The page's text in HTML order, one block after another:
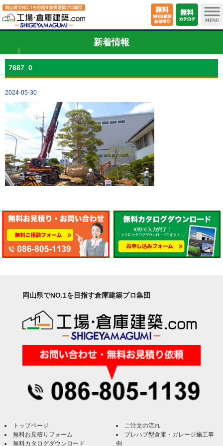
新着情報
7687_0
2024-05-30
岡山県でNO.1を目指す倉庫建築プロ集団
トップページ
無料お見積りフォーム
無料カタログダウンロード
ご注文の流れ
プレハブ型倉庫・ガレージ施工事
例